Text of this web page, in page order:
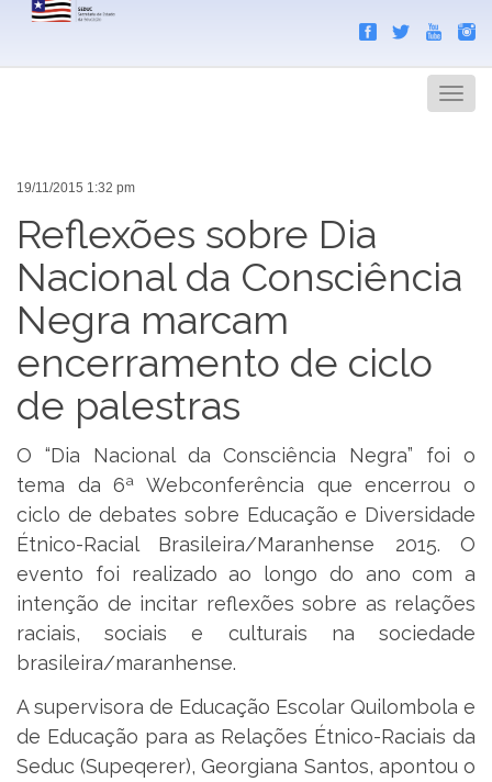
Menu
19/11/2015 1:32 pm
Reflexões sobre Dia
Nacional da Consciência
Negra marcam
encerramento de ciclo
de palestras
O “Dia Nacional da Consciência Negra” foi o
tema da 6ª Webconferência que encerrou o
ciclo de debates sobre Educação e Diversidade
Étnico-Racial Brasileira/Maranhense 2015. O
evento foi realizado ao longo do ano com a
intenção de incitar reflexões sobre as relações
raciais, sociais e culturais na sociedade
brasileira/maranhense.
A supervisora de Educação Escolar Quilombola e
de Educação para as Relações Étnico-Raciais da
Seduc (Supeqerer), Georgiana Santos, apontou o